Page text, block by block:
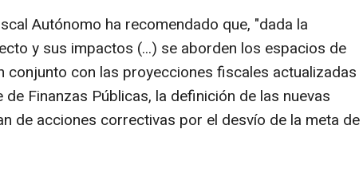
Autónomo ha recomendado que, "dada la
y sus impactos (...) se aborden los espacios de
conjunto con las proyecciones fiscales actualizadas
Finanzas Públicas, la definición de las nuevas
de acciones correctivas por el desvío de la meta de